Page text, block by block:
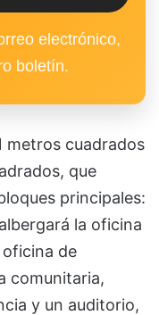
electrónico,
boletín.
metros cuadrados
que
principales:
la oficina
de
comunitaria,
y un auditorio,